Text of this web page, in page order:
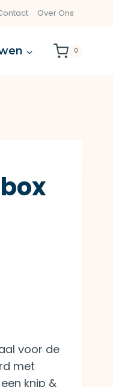
Over Ons
0
voor de
met
knip &